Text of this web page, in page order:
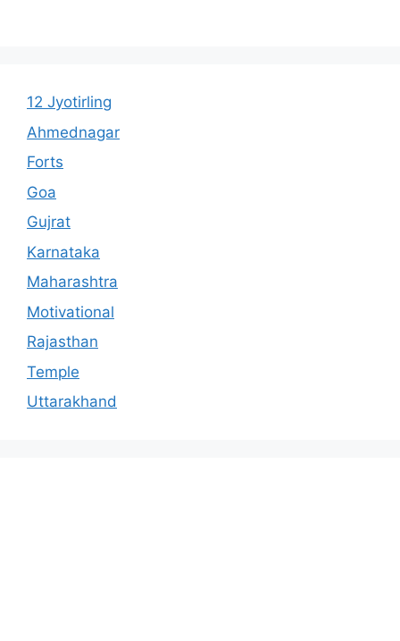
12 Jyotirling
Ahmednagar
Forts
Goa
Gujrat
Karnataka
Maharashtra
Motivational
Rajasthan
Temple
Uttarakhand